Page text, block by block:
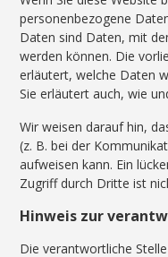
personenbezogene
Daten sind Daten, mit
werden können. Die
erläutert, welche Daten
Sie erläutert auch, wie
Wir weisen darauf hin,
(z. B. bei der
aufweisen kann. Ein
Zugriff durch Dritte ist
Hinweis zur
Die verantwortliche